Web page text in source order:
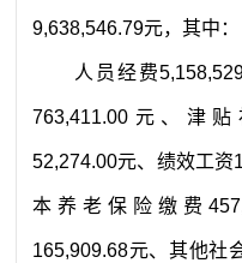
9,638,546.79元，其中：
人员经费
763,411.00 元 、津贴
52,274.00元、绩效工资
本养老保险缴费
165,909.68元、其他社